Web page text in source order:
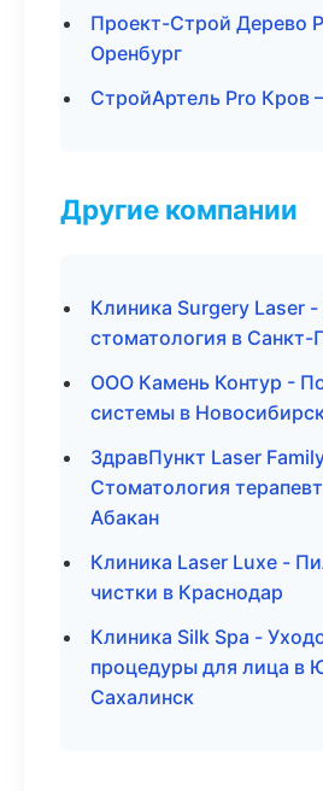
Проект-Строй Дерево
Оренбург
СтройАртель Pro Кров
Другие компании
Клиника Surgery Laser -
стоматология в Санкт-
ООО Камень Контур -
системы в
ЗдравПункт Laser
Стоматология
Абакан
Клиника Laser Luxe -
чистки в Краснодар
Клиника Silk Spa -
процедуры для лица в
Сахалинск